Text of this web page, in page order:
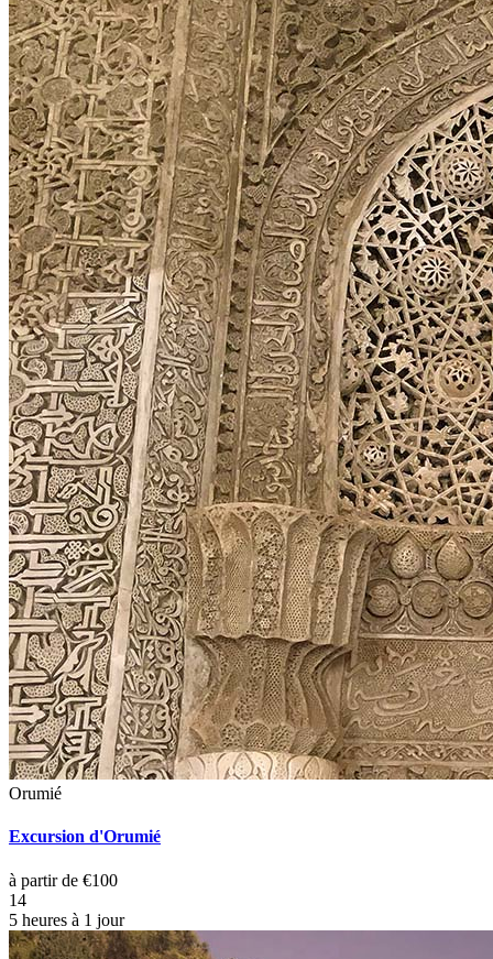
Orumié
Excursion d'Orumié
à partir de €100
14
5 heures à 1 jour